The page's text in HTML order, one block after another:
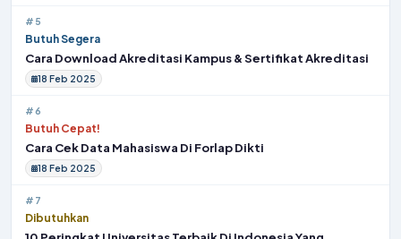
#5
Butuh Segera
Cara Download Akreditasi Kampus & Sertifikat Akreditasi
18 Feb 2025
#6
Butuh Cepat!
Cara Cek Data Mahasiswa Di Forlap Dikti
18 Feb 2025
#7
Dibutuhkan